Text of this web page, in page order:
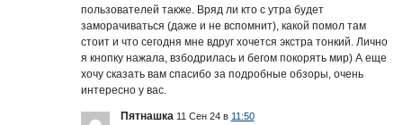
пользователей также. Вряд ли кто с утра будет
заморачиваться (даже и не вспомнит), какой помол там
стоит и что сегодня мне вдруг хочется экстра тонкий. Лично
я кнопку нажала, взбодрилась и бегом покорять мир) А еще
хочу сказать вам спасибо за подробные обзоры, очень
интересно у вас.
Пятнашка 11 Сен 24 в 11:50